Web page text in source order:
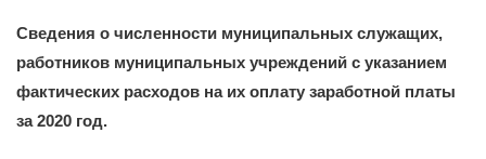
Сведения о численности муниципальных служащих,
работников муниципальных учреждений с указанием
фактических расходов на их оплату заработной платы
за 2020 год.